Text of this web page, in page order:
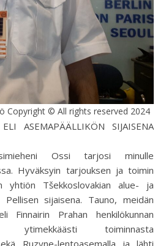
Copyright © All rights reserved 2024
ASEMAPÄÄLLIKÖN SIJAISENA
Ossi tarjosi minulle
Hyväksyin tarjouksen ja toimin
yhtiön Tšekkoslovakian alue- ja
Pellisen sijaisena. Tauno, meidän
Finnairin Prahan henkilökunnan
ytimekkäästi toiminnasta
Ruzyne-lentoasemalla ja lähti